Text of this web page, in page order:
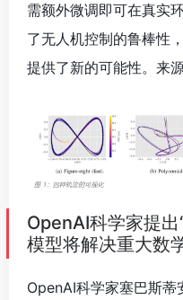
需额外微调即可在真实
了无人机控制的鲁棒性
提供了新的可能性。来
OpenAI科学家提出
模型将解决重大数
OpenAI科学家塞巴斯蒂